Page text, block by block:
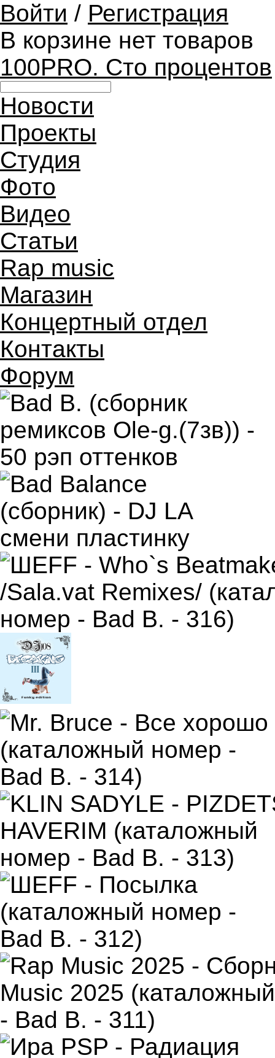
Войти / Регистрация
В корзине нет товаров
100PRO. Сто процентов
Новости
Проекты
Студия
Фото
Видео
Статьи
Rap music
Магазин
Концертный отдел
Контакты
Форум